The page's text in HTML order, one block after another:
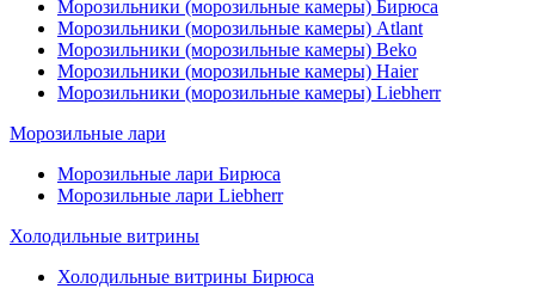
Морозильники (морозильные камеры) Бирюса
Морозильники (морозильные камеры) Atlant
Морозильники (морозильные камеры) Beko
Морозильники (морозильные камеры) Haier
Морозильники (морозильные камеры) Liebherr
Морозильные лари
Морозильные лари Бирюса
Морозильные лари Liebherr
Холодильные витрины
Холодильные витрины Бирюса